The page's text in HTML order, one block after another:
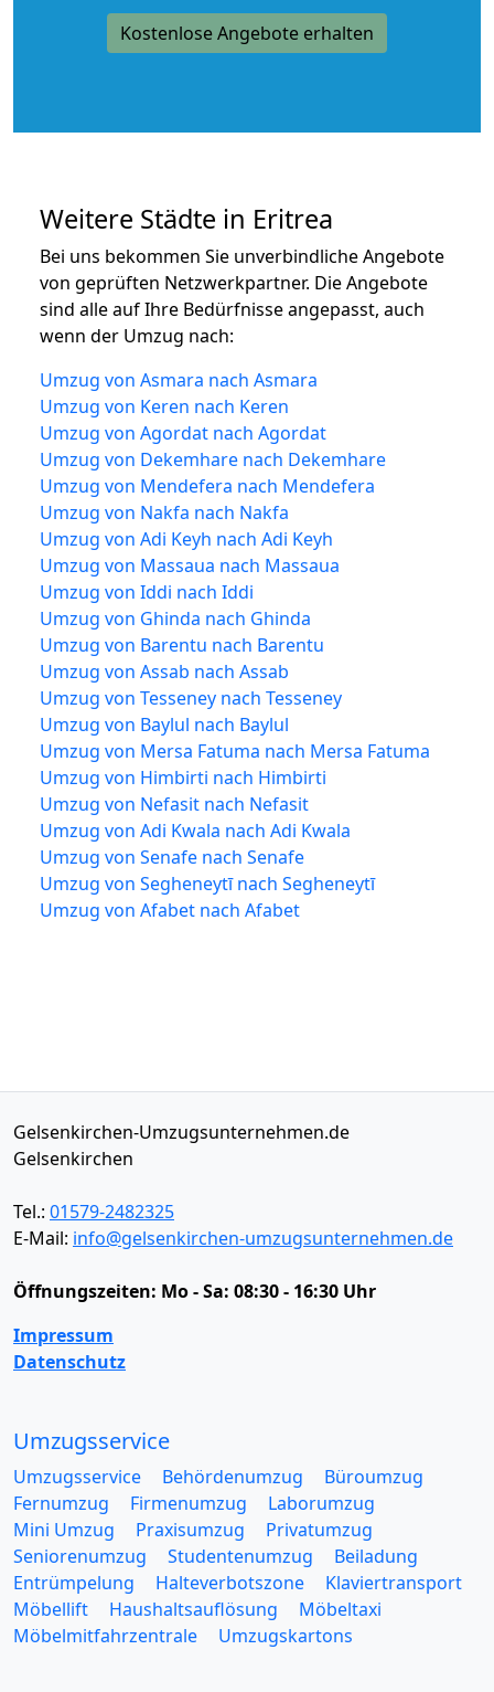
Kostenlose Angebote erhalten
Weitere Städte in Eritrea
Bei uns bekommen Sie unverbindliche Angebote
von geprüften Netzwerkpartner. Die Angebote
sind alle auf Ihre Bedürfnisse angepasst, auch
wenn der Umzug nach:
Umzug von Asmara nach Asmara
Umzug von Keren nach Keren
Umzug von Agordat nach Agordat
Umzug von Dekemhare nach Dekemhare
Umzug von Mendefera nach Mendefera
Umzug von Nakfa nach Nakfa
Umzug von Adi Keyh nach Adi Keyh
Umzug von Massaua nach Massaua
Umzug von Iddi nach Iddi
Umzug von Ghinda nach Ghinda
Umzug von Barentu nach Barentu
Umzug von Assab nach Assab
Umzug von Tesseney nach Tesseney
Umzug von Baylul nach Baylul
Umzug von Mersa Fatuma nach Mersa Fatuma
Umzug von Himbirti nach Himbirti
Umzug von Nefasit nach Nefasit
Umzug von Adi Kwala nach Adi Kwala
Umzug von Senafe nach Senafe
Umzug von Segheneytī nach Segheneytī
Umzug von Afabet nach Afabet
Gelsenkirchen-Umzugsunternehmen.de
Gelsenkirchen
Tel.: 01579-2482325
E-Mail: info@gelsenkirchen-umzugsunternehmen.de
Öffnungszeiten: Mo - Sa: 08:30 - 16:30 Uhr
Impressum
Datenschutz
Umzugsservice
Umzugsservice Behördenumzug
Büroumzug
Fernumzug
Firmenumzug
Laborumzug
Mini Umzug
Praxisumzug
Privatumzug
Seniorenumzug
Studentenumzug
Beiladung
Entrümpelung
Halteverbotszone
Klaviertransport
Möbellift
Haushaltsauflösung
Möbeltaxi
Möbelmitfahrzentrale
Umzugskartons